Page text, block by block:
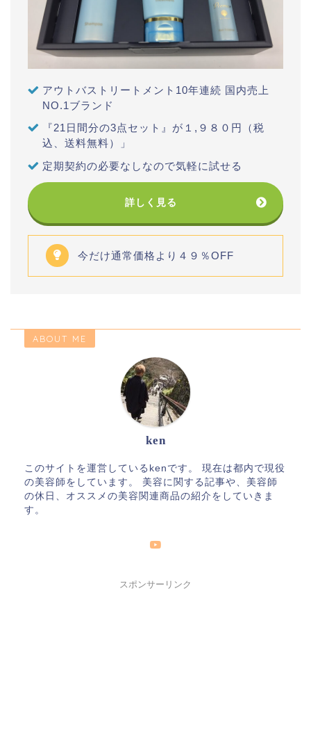
アウトバストリートメント10年連続 国内売上
NO.1ブランド
『21日間分の3点セット』が１,９８０円（税
込、送料無料）」
定期契約の必要なしなので気軽に試せる
詳しく見る
今だけ通常価格より４９％OFF
ABOUT ME
ken
このサイトを運営しているkenです。 現在は都内で現役
の美容師をしています。 美容に関する記事や、美容師
の休日、オススメの美容関連商品の紹介をしていきま
す。
スポンサーリンク